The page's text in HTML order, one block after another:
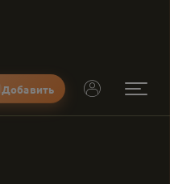
Добавить